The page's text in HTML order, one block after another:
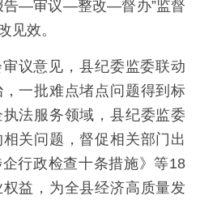
告—审议—整改—督办”监督
见效。
议意见，县纪委监委联动
一批难点堵点问题得到标
法服务领域，县纪委监委
关问题，督促相关部门出
行政检查十条措施》等18
益，为全县经济高质量发